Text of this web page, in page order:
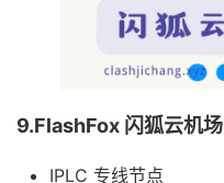
9.FlashFox 闪狐云机场
IPLC 专线节点